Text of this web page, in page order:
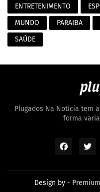
ENTRETENIMENTO
MUNDO
PARAIBA
SAÚDE
Plugados Na Notícia tem
forma
Design by -